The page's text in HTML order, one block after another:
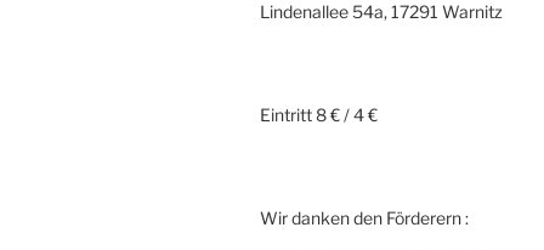
Lindenallee 54a, 17291 Warnitz
Eintritt 8 € / 4 €
Wir danken den Förderern :